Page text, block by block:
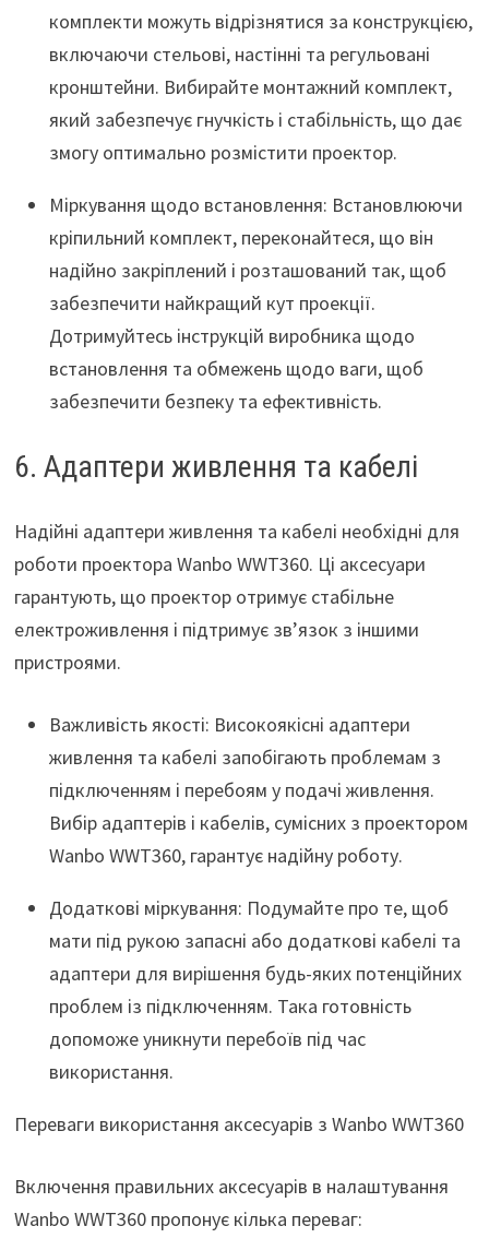
комплекти можуть відрізнятися за конструкцією,
включаючи стельові, настінні та регульовані
кронштейни. Вибирайте монтажний комплект,
який забезпечує гнучкість і стабільність, що дає
змогу оптимально розмістити проектор.
Міркування щодо встановлення: Встановлюючи
кріпильний комплект, переконайтеся, що він
надійно закріплений і розташований так, щоб
забезпечити найкращий кут проекції.
Дотримуйтесь інструкцій виробника щодо
встановлення та обмежень щодо ваги, щоб
забезпечити безпеку та ефективність.
6. Адаптери живлення та кабелі
Надійні адаптери живлення та кабелі необхідні для
роботи проектора Wanbo WWT360. Ці аксесуари
гарантують, що проектор отримує стабільне
електроживлення і підтримує зв’язок з іншими
пристроями.
Важливість якості: Високоякісні адаптери
живлення та кабелі запобігають проблемам з
підключенням і перебоям у подачі живлення.
Вибір адаптерів і кабелів, сумісних з проектором
Wanbo WWT360, гарантує надійну роботу.
Додаткові міркування: Подумайте про те, щоб
мати під рукою запасні або додаткові кабелі та
адаптери для вирішення будь-яких потенційних
проблем із підключенням. Така готовність
допоможе уникнути перебоїв під час
використання.
Переваги використання аксесуарів з Wanbo WWT360
Включення правильних аксесуарів в налаштування
Wanbo WWT360 пропонує кілька переваг: